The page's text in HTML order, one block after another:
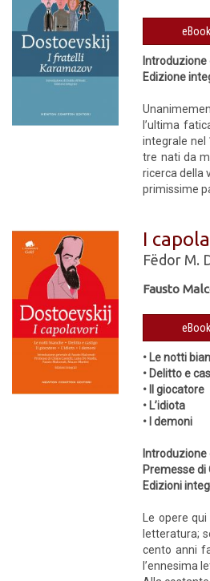
Introduzione
Edizione
l’ultima
integrale nel
tre nati da
ricerca della
primissime
I
Fëdor M.
Fausto
• Le notti
• Delitto e
• Il giocatore
• L’idiota
• I demoni
Introduzione
Premesse di
Edizioni
Le opere
letteratura;
cento anni
l’ennesima